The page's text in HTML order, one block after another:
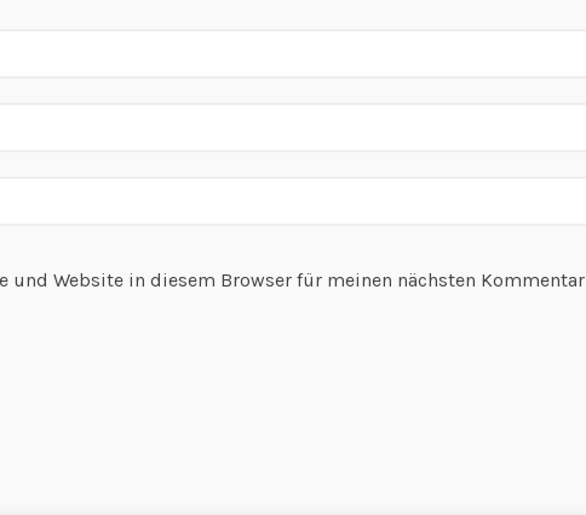
und Website in diesem Browser für meinen nächsten Kommentar